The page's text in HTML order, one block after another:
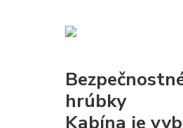
hrúbky
Kabína je